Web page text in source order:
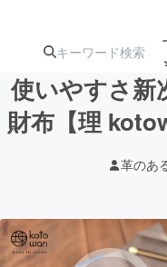
ターン
注目
ジェ
アート・写真
使いやすさ新
財布【理
革のあ